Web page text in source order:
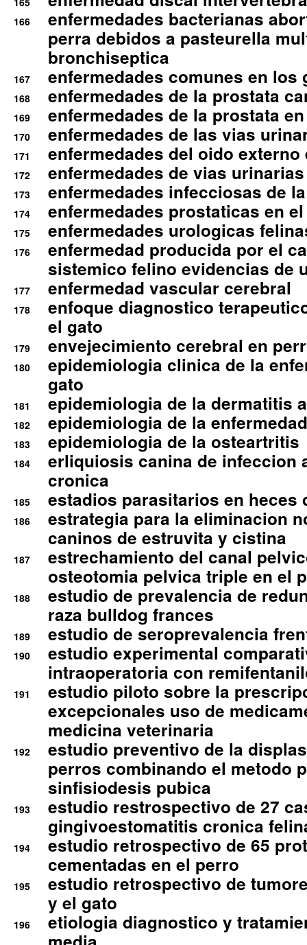
166
enfermedades bacterianas
perra debidos a pasteurella
bronchiseptica
167 enfermedades comunes en los
168 enfermedades de la prostata
169 enfermedades de la prostata
170 enfermedades de las vias
171 enfermedades del oido
172 enfermedades de vias
173 enfermedades infecciosas de
174 enfermedades prostaticas en
175 enfermedades urologicas
176
enfermedad producida por el
sistemico felino evidencias de
177 enfermedad vascular cerebral
178
enfoque diagnostico
el gato
179 envejecimiento cerebral en
180
epidemiologia clinica de la
gato
181 epidemiologia de la dermatitis
182 epidemiologia de la
183 epidemiologia de la osteartritis
184
erliquiosis canina de infeccion
cronica
185 estadios parasitarios en heces
186
estrategia para la eliminacion
caninos de estruvita y cistina
187
estrechamiento del canal
osteotomia pelvica triple en el
188
estudio de prevalencia de
raza bulldog frances
189 estudio de seroprevalencia
190
estudio experimental
intraoperatoria con
191
estudio piloto sobre la
excepcionales uso de
medicina veterinaria
192
estudio preventivo de la
perros combinando el metodo
sinfisiodesis pubica
193
estudio restrospectivo de 27
gingivoestomatitis cronica
194
estudio retrospectivo de 65
cementadas en el perro
195
estudio retrospectivo de
y el gato
196
etiologia diagnostico y